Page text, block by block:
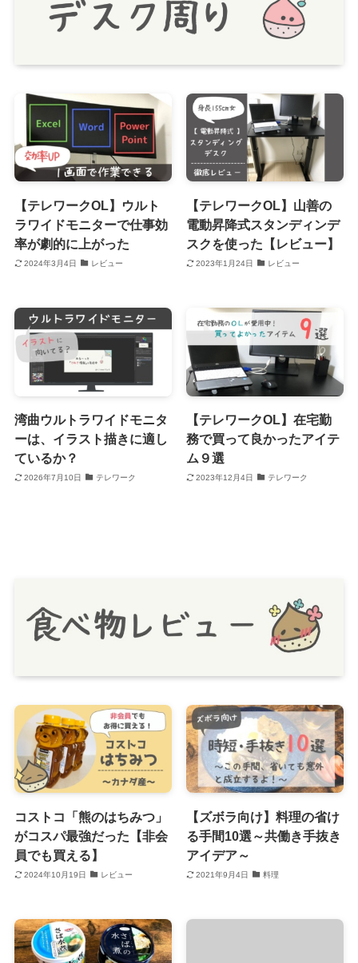
【テレワークOL】ウルト
ラワイドモニターで仕事効
率が劇的に上がった
2024年3月4日 レビュー
【テレワークOL】山善の
電動昇降式スタンディンデ
スクを使った【レビュー】
2023年1月24日 レビュー
湾曲ウルトラワイドモニタ
ーは、イラスト描きに適し
ているか？
2026年7月10日 テレワーク
【テレワークOL】在宅勤
務で買って良かったアイテ
ム９選
2023年12月4日 テレワーク
コストコ「熊のはちみつ」
がコスパ最強だった【非会
員でも買える】
2024年10月19日 レビュー
【ズボラ向け】料理の省け
る手間10選～共働き手抜き
アイデア～
2021年9月4日 料理